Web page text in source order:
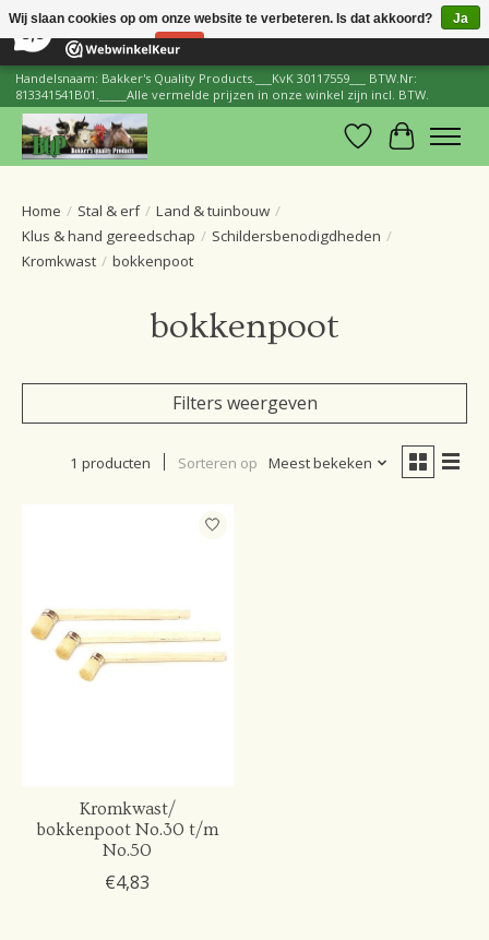
206 Reviews ×
Handelsnaam: Bakker's Quality Products.___KvK 30117559___ BTW.Nr:
813341541B01._____Alle vermelde prijzen in onze winkel zijn incl. BTW.
Verlanglijst
Home / Stal & erf / Land & tuinbouw /
Klus & hand gereedschap / Schildersbenodigdheden /
Kromkwast / bokkenpoot
bokkenpoot
Filters weergeven
1 producten Sorteren op Meest bekeken
Kromkwast/
bokkenpoot No.30 t/m
No.50
€4,83
Wij slaan cookies op om onze website te verbeteren. Is dat akkoord?
Ja
Nee